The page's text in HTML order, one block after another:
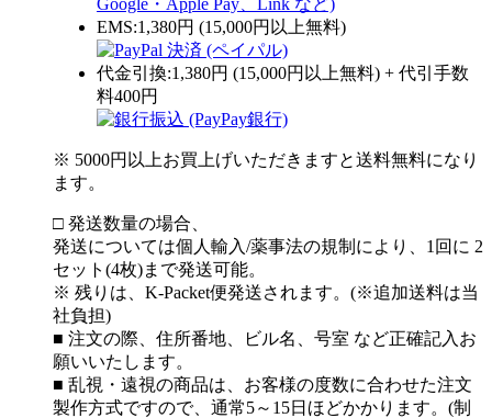
EMS:1,380円 (15,000円以上無料)
代金引換:1,380円 (15,000円以上無料) + 代引手数
料400円
※ 5000円以上お買上げいただきますと送料無料になり
ます。
□ 発送数量の場合、
発送については個人輸入/薬事法の規制により、1回に 2
セット(4枚)まで発送可能。
※ 残りは、K-Packet便発送されます。(※追加送料は当
社負担)
■ 注文の際、住所番地、ビル名、号室 など正確記入お
願いいたします。
■ 乱視・遠視の商品は、お客様の度数に合わせた注文
製作方式ですので、通常5～15日ほどかかります。(制